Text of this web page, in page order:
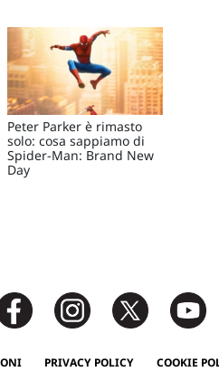
Peter Parker è rimasto
solo: cosa sappiamo di
Spider-Man: Brand New
Day
PRIVACY POLICY COOKIE